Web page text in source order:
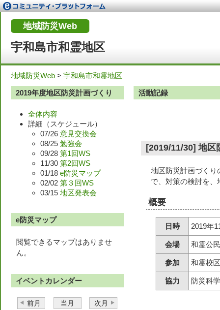
宇和島市和霊地区
地域防災Web
地域防災Web > 宇和島市和霊地区
2019年度地区防災計画づくり
全体内容
詳細（スケジュール）
07/26 意見交換会
08/25 勉強会
09/28 第1回WS
11/30 第2回WS
01/18 e防災マップ
02/02 第３回WS
03/15 地区発表会
e防災マップ
閲覧できるマップはありませ
ん。
イベントカレンダー
前月 当月 次月
活動記録
[2019/11/30] 地区
地区防災計画づくり
で、対策の検討を
概要
日時 2019年
会場 和霊公
参加 和霊校
協力 防災科